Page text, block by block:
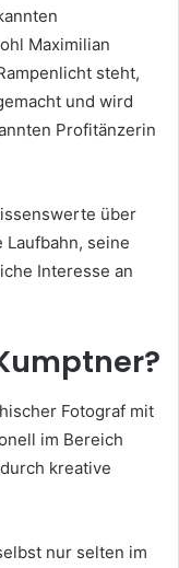
Maximilian
steht,
und wird
Profitänzerin
über
seine
Interesse an
Fotograf mit
im Bereich
kreative
nur selten im